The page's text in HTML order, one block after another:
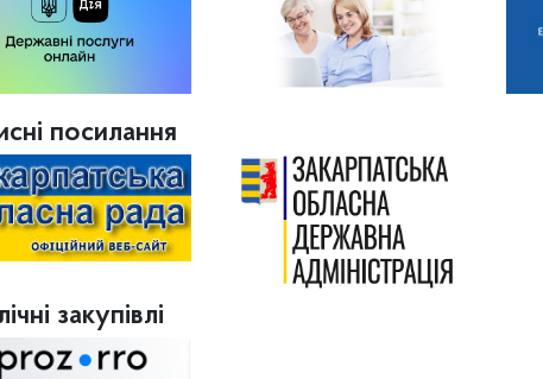
посилання
закупівлі